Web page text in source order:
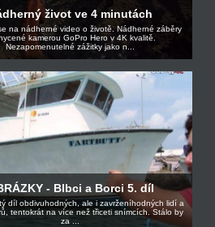
život ve 4 minutách
na nádherné video o životě. Nádherné záběry
kamerou GoPro Hero v 4K kvalitě.
Nezapomenutelné zážitky jako n...
- Blbci a Borci 5. díl
díl obdivuhodných, ale i zavrženíhodných lidí a
tentokrát na více než třiceti snímcích. Stálo by
za ...